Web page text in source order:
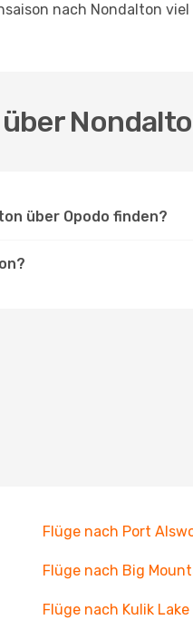
nach Nondalton
über Opodo finden?
Flüge nach Port
Flüge nach Big
Flüge nach Kulik Lake